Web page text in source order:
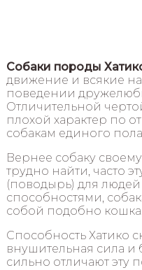
Собаки породы
движение и всякие
поведении
Отличительной
плохой характер по
собакам единого
Вернее собаку
трудно найти, часто
(поводырь) для
способностями,
собой подобно кошка.
Способность Хатико
внушительная сила и
сильно отличают эту